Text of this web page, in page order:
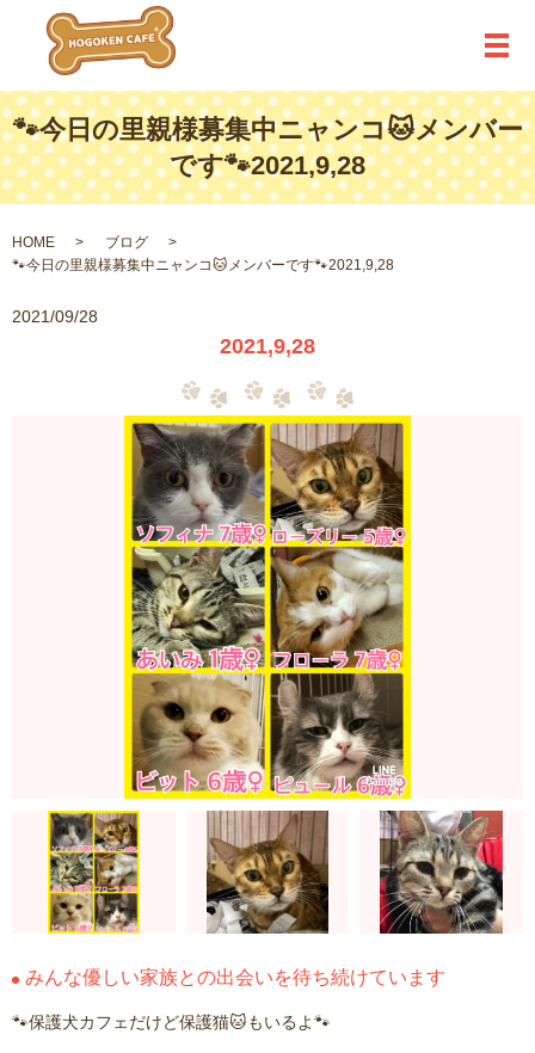
メ
🐾今日の里親様募集中ニャンコ🐱メンバー
です🐾2021,9,28
HOME
ブログ
🐾今日の里親様募集中ニャンコ🐱メンバーです🐾2021,9,28
2021/09/28
2021,9,28
みんな優しい家族との出会いを待ち続けています
🐾保護犬カフェだけど保護猫🐱もいるよ🐾